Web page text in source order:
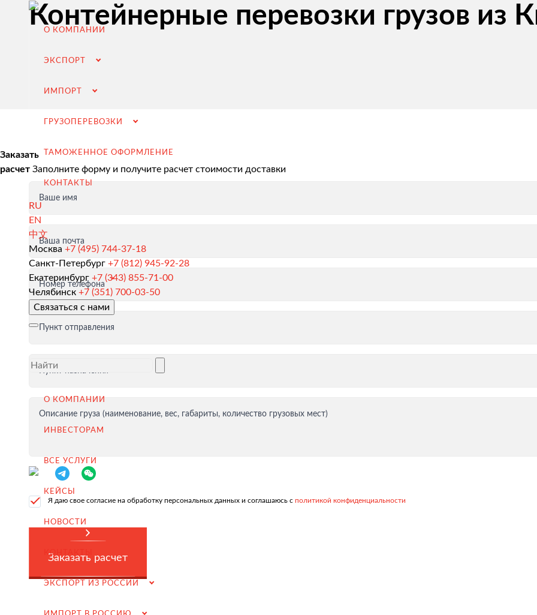
О КОМПАНИИ
ЭКСПОРТ
ИМПОРТ
ГРУЗОПЕРЕВОЗКИ
ТАМОЖЕННОЕ ОФОРМЛЕНИЕ
КОНТАКТЫ
RU
EN
中文
Москва +7 (495) 744-37-18
Санкт-Петербург +7 (812) 945-92-28
Екатеринбург +7 (343) 855-71-00
Челябинск +7 (351) 700-03-50
Связаться с нами
О КОМПАНИИ
ИНВЕСТОРАМ
ВСЕ УСЛУГИ
КЕЙСЫ
НОВОСТИ
КОНТАКТЫ
ЭКСПОРТ ИЗ РОССИИ
Экспорт из России
Заключение контрактов и согласование условий поставки
Таможенное оформление и разрешительная документация
Доставка товара иностранному покупателю
Завершение сделки
Продвижение на внешние рынки
Подбор поставщиков в России
(для иностранных компаний)
Импорт в Россию
Импорт из Китая
Заключение контрактов и согласование условий поставки
Таможенное оформление и разрешительная документация
Доставка товара российскому покупателю
Контейнерные перевозки грузов из
Заказать
расчет Заполните форму и получите расчет стоимости доставки
Ваше имя
Ваша почта
Номер телефона
Пункт отправления
Пункт назначения
Описание груза (наименование, вес, габариты, количество грузовых мест)
Я даю свое согласие на обработку персональных данных и соглашаюсь с политикой конфиденциальности
Заказать расчет